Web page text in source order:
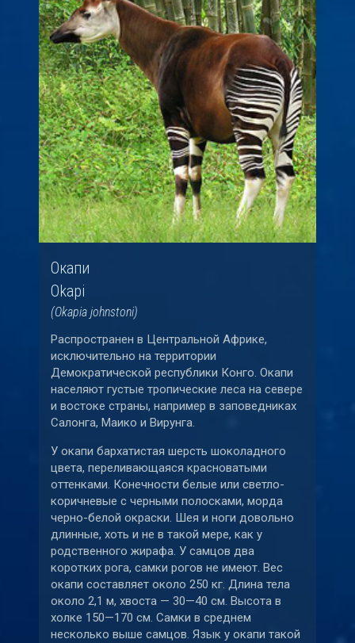
Окапи
Okapi
(Okapia johnstoni)
Распространен в Центральной Африке,
исключительно на территории
Демократической республики Конго. Окапи
населяют густые тропические леса на севере
и востоке страны, например в заповедниках
Салонга, Маико и Вирунга.
У окапи бархатистая шерсть шоколадного
цвета, переливающаяся красноватыми
оттенками. Конечности белые или светло-
коричневые с черными полосками, морда
черно-белой окраски. Шея и ноги довольно
длинные, хоть и не в такой мере, как у
родственного жирафа. У самцов два
коротких рога, самки рогов не имеют. Вес
окапи составляет около 250 кг. Длина тела
около 2,1 м, хвоста — 30—40 см. Высота в
холке 150—170 см. Самки в среднем
несколько выше самцов. Язык у окапи такой